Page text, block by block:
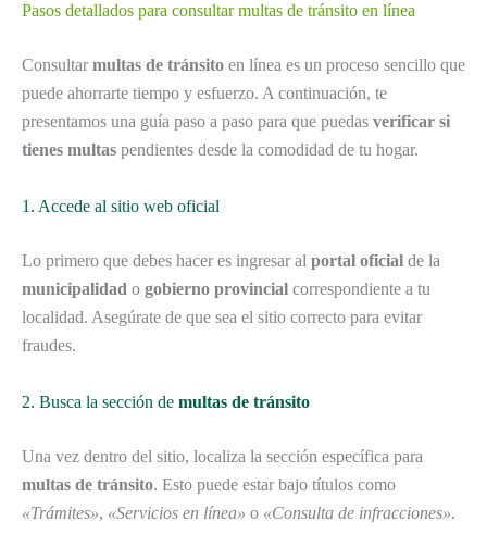
Pasos detallados para consultar multas de tránsito en línea
Consultar multas de tránsito en línea es un proceso sencillo que
puede ahorrarte tiempo y esfuerzo. A continuación, te
presentamos una guía paso a paso para que puedas verificar si
tienes multas pendientes desde la comodidad de tu hogar.
1. Accede al sitio web oficial
Lo primero que debes hacer es ingresar al portal oficial de la
municipalidad o gobierno provincial correspondiente a tu
localidad. Asegúrate de que sea el sitio correcto para evitar
fraudes.
2. Busca la sección de multas de tránsito
Una vez dentro del sitio, localiza la sección específica para
multas de tránsito. Esto puede estar bajo títulos como
«Trámites», «Servicios en línea» o «Consulta de infracciones».